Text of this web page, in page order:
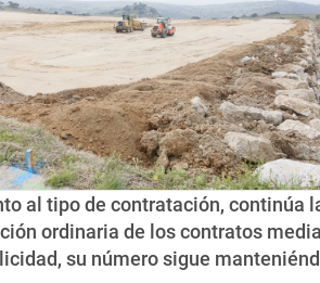
al tipo de contratación, continúa
ordinaria de los contratos
su número sigue